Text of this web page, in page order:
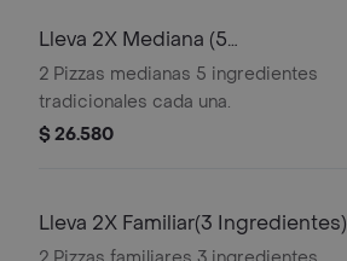
Lleva 2X Mediana (5
Ingredientes)
2 Pizzas medianas 5 ingredientes
tradicionales cada una.
$ 26.580
Lleva 2X Familiar(3 Ingredientes)